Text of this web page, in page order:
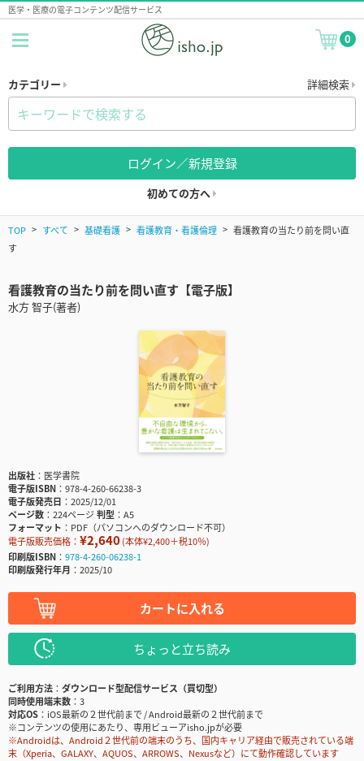
医学・医療の電子コンテンツ配信サービス
0
カテゴリー 詳細検索
ログイン／新規登録
初めての方へ
TOP すべて 基礎看護 看護教育・看護倫理
看護教育の当たり前を問い直
す
看護教育の当たり前を問い直す【電子版】
水方 智子(著者)
出版社
医学書院
電子版ISBN
978-4-260-66238-3
電子版発売日
2025/12/01
ページ数
224ページ判型
A5
フォーマット
PDF（パソコンへのダウンロード不可）
電子版販売価格： ¥2,640(本体¥2,400＋税10％)
印刷版ISBN
978-4-260-06238-1
印刷版発行年月
2025/10
カートに入れる
ちょっと立ち読み
ご利用方法
ダウンロード型配信サービス（買切型）
同時使用端末数
3
対応OS
iOS最新の２世代前まで / Android最新の２世代前まで
※コンテンツの使用にあたり、専用ビューアisho.jpが必要
※Androidは、Android２世代前の端末のうち、国内キャリア経由で販売されている端
末（Xperia、GALAXY、AQUOS、ARROWS、Nexusなど）にて動作確認しています